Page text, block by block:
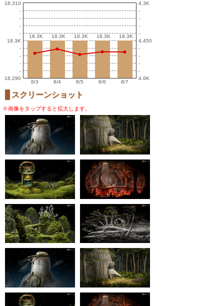
18,310
-
-
-
-
18.3K
-
-
-
-
18,290
18.3K
18.3K 18.3K
18.3K 18.3K
18.3K 18.3K
18.3K 18.3K
18.3K
8/3 8/4 8/5 8/6 8/7
4.3K
-
-
-
-
4,450
-
-
-
-
4.6K
スクリーンショット
※画像をタップすると拡大します。